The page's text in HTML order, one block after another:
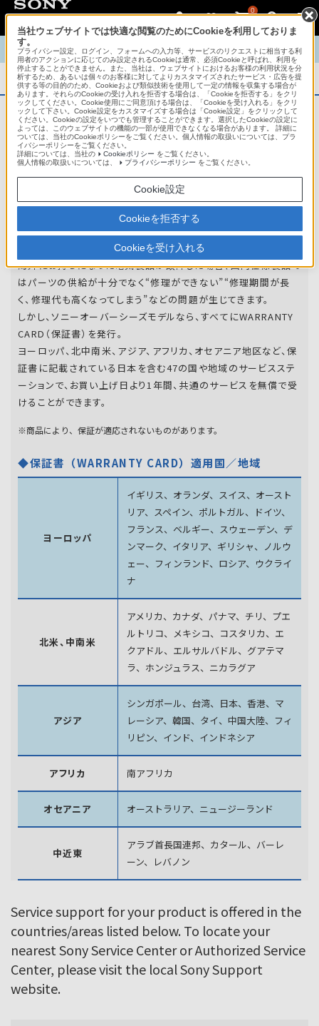
0
TOP 商品概要 商品情報 English 中文
商品概要
アフターサービス
オーバーシーズモデルは、いろいろな国
地域で共通の保証を実施しています。
世界47の国や地域で共通の保証サービスを実施し
ています。
海外にお持ちになった電気製品が故障した場合、国内仕様製品で
はパーツの供給が十分でなく“修理ができない”“修理期間が長
く、修理代も高くなってしまう”などの問題が生じてきます。
しかし、ソニーオーバーシーズモデルなら、すべてにWARRANTY
CARD（保証書）を発行。
ヨーロッパ、北中南米、アジア、アフリカ、オセアニア地区など、保
証書に記載されている日本を含む47の国や地域のサービスステ
ーションで、お買い上げ日より1年間、共通のサービスを無償で受
けることができます。
※商品により、保証が適応されないものがあります。
◆保証書（WARRANTY CARD）適用国／地域
ヨーロッパ
イギリス、オランダ、スイス、オースト
リア、スペイン、 ポルトガル、ドイツ、
フランス、ベルギー、スウェーデン、 デ
ンマーク、イタリア、ギリシャ、ノルウ
ェー、フィンランド、 ロシア、ウクライ
ナ
北米、中南米
アメリカ、カナダ、パナマ、チリ、プエ
ルトリコ、メキシコ、 コスタリカ、エ
クアドル、エルサルバドル、グアテマ
ラ、 ホンジュラス、ニカラグア
アジア
シンガポール、台湾、日本、香港、マ
レーシア、韓国、 タイ、中国大陸、フィ
リピン、インド、インドネシア
アフリカ 南アフリカ
オセアニア オーストラリア、ニュージーランド
中近東
アラブ首長国連邦、カタール、バーレ
ーン、レバノン
Service support for your product is offered in the
countries/areas listed below. To locate your
nearest Sony Service Center or Authorized Service
Center, please visit the local Sony Support
website.
当社ウェブサイトでは快適な閲覧のためにCookieを利用しておりま
す。
プライバシー設定、ログイン、フォームへの入力等、サービスのリクエストに相当する利
用者のアクションに応じてのみ設定されるCookieは通常、必須Cookieと呼ばれ、利用を
停止することができません。また、当社は、ウェブサイトにおけるお客様の利用状況を分
析するため、あるいは個々のお客様に対してよりカスタマイズされたサービス・広告を提
供する等の目的のため、Cookieおよび類似技術を使用して一定の情報を収集する場合が
あります。それらのCookieの受け入れを拒否する場合は、「Cookieを拒否する」をクリ
ックしてください。Cookie使用にご同意頂ける場合は、「Cookieを受け入れる」をクリ
ックして下さい。Cookie設定をカスタマイズする場合は「Cookie設定」をクリックして
ください。Cookieの設定をいつでも管理することができます。選択したCookieの設定に
よっては、このウェブサイトの機能の一部が使用できなくなる場合があります。 詳細に
ついては、当社のCookieポリシーをご覧ください。個人情報の取扱いについては、プラ
イバシーポリシーをご覧ください。
詳細については、当社の
Cookieポリシー をご覧ください。
個人情報の取扱いについては、
プライバシーポリシー をご覧ください。
Cookie設定
Cookieを拒否する
Cookieを受け入れる